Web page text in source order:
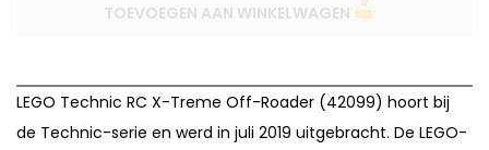
TOEVOEGEN AAN WINKELWAGEN
LEGO Technic RC X-Treme Off-Roader (42099) hoort bij
de Technic-serie en werd in juli 2019 uitgebracht. De LEGO-